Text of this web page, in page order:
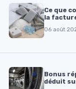
Ce que
la
06 août
Bonus
déduit